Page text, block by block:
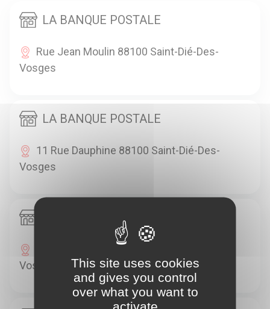
LA BANQUE POSTALE
Rue Jean Moulin 88100 Saint-Dié-Des-
Vosges
LA BANQUE POSTALE
11 Rue Dauphine 88100 Saint-Dié-Des-
Vosges
4 Rue Gambetta 88100 Saint-Dié-Des-
Vosges
This site uses cookies
and gives you control
over what you want to
activate